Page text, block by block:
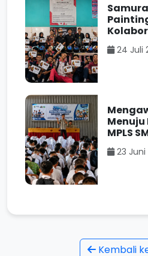
24 Juli
Menuju
MPLS
23 Juni
Kembali